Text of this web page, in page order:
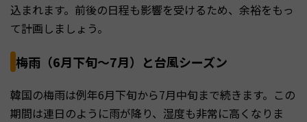
込まれます。前後の日程も影響を受けるため、余裕をもっ
て計画しましょう。
梅雨（6月下旬〜7月）と台風シーズン
韓国の梅雨は例年6月下旬から7月中旬まで続きます。この
期間は連日のように雨が降り、湿度も非常に高くなりま